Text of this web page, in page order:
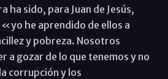
ha sido, para Juan de Jesús,
he aprendido de ellos a
y pobreza. Nosotros
a gozar de lo que tenemos y no
corrupción y los